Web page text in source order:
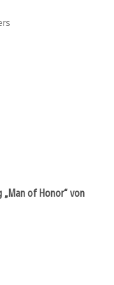
„Man of Honor“ von